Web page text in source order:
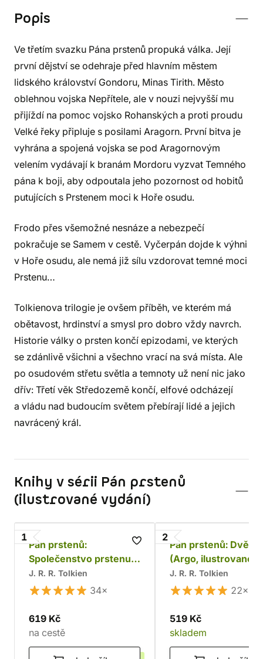
Popis
Ve třetím svazku Pána prstenů propuká válka. Její
první dějství se odehraje před hlavním městem
lidského království Gondoru, Minas Tirith. Město
oblehnou vojska Nepřítele, ale v nouzi nejvyšší mu
přijíždí na pomoc vojsko Rohanských a proti proudu
Velké řeky připluje s posilami Aragorn. První bitva je
vyhrána a spojená vojska se pod Aragornovým
velením vydávají k branám Mordoru vyzvat Temného
pána k boji, aby odpoutala jeho pozornost od hobitů
putujících s Prstenem moci k Hoře osudu.
Frodo přes všemožné nesnáze a nebezpečí
pokračuje se Samem v cestě. Vyčerpán dojde k výhni
v Hoře osudu, ale nemá již sílu vzdorovat temné moci
Prstenu…
Tolkienova trilogie je ovšem příběh, ve kterém má
obětavost, hrdinství a smysl pro dobro vždy navrch.
Historie války o prsten končí epizodami, ve kterých
se zdánlivě všichni a všechno vrací na svá místa. Ale
po osudovém střetu světla a temnoty už není nic jako
dřív: Třetí věk Středozemě končí, elfové odcházejí
a vládu nad budoucím světem přebírají lidé a jejich
navrácený král.
Knihy v sérii Pán prstenů
(ilustrované vydání)
1
Pán prstenů:
Společenstvo prstenu
(Argo, ilustrované
vydání)
J. R. R. Tolkien
34×
619 Kč
na cestě
2
Pán prstenů: Dvě
(Argo, ilustrované
vydání)
J. R. R. Tolkien
22×
519 Kč
skladem